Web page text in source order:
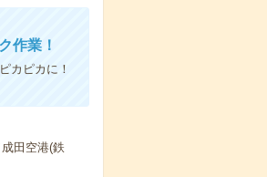
作業！
カピカに！
田空港(鉄